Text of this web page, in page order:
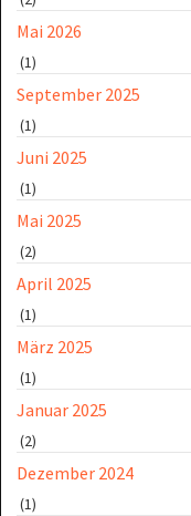
Mai 2026
(1)
September 2025
(1)
Juni 2025
(1)
Mai 2025
(2)
April 2025
(1)
März 2025
(1)
Januar 2025
(2)
Dezember 2024
(1)